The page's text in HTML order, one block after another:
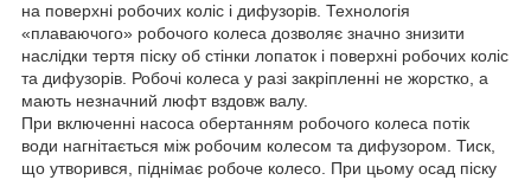
на поверхні робочих коліс і дифузорів. Технологія
«плаваючого» робочого колеса дозволяє значно знизити
наслідки тертя піску об стінки лопаток і поверхні робочих коліс
та дифузорів. Робочі колеса у разі закріпленні не жорстко, а
мають незначний люфт вздовж валу.
При включенні насоса обертанням робочого колеса потік
води нагнітається між робочим колесом та дифузором. Тиск,
що утворився, піднімає робоче колесо. При цьому осад піску